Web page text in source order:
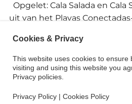
Opgelet: Cala Salada en Cala
uit van het Playas
laten op een gratis
Sant Antoni en met de bus
Toegang per boot is tijdens
mogelijk via de reguliere
strand en de haven
Cookies & Privacy
This website uses cookies to ensure
visiting and using this website you
Privacy policies.
Privacy Policy | Cookies Policy